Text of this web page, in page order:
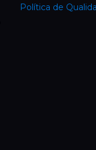
Política de